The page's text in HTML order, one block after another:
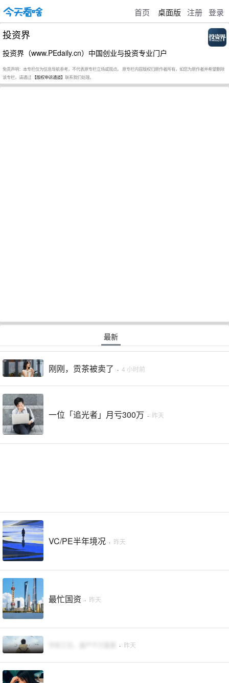
首页 桌面版 注册 登录
投资界
投资界（www.PEdaily.cn）中国创业与投资专业门户
免责声明：本专栏仅为信息导航参考，不代表原专栏立场或观点。 原专栏内容版权归原作者所有，如您为原作者并希望删除
该专栏，请通过 【版权申诉通道】 联系我们处理。
最新
刚刚，贡茶被卖了 · 4 小时前
一位「追光者」月亏300万 · 昨天
VC/PE半年境况 · 昨天
最忙国资 · 昨天
· 昨天